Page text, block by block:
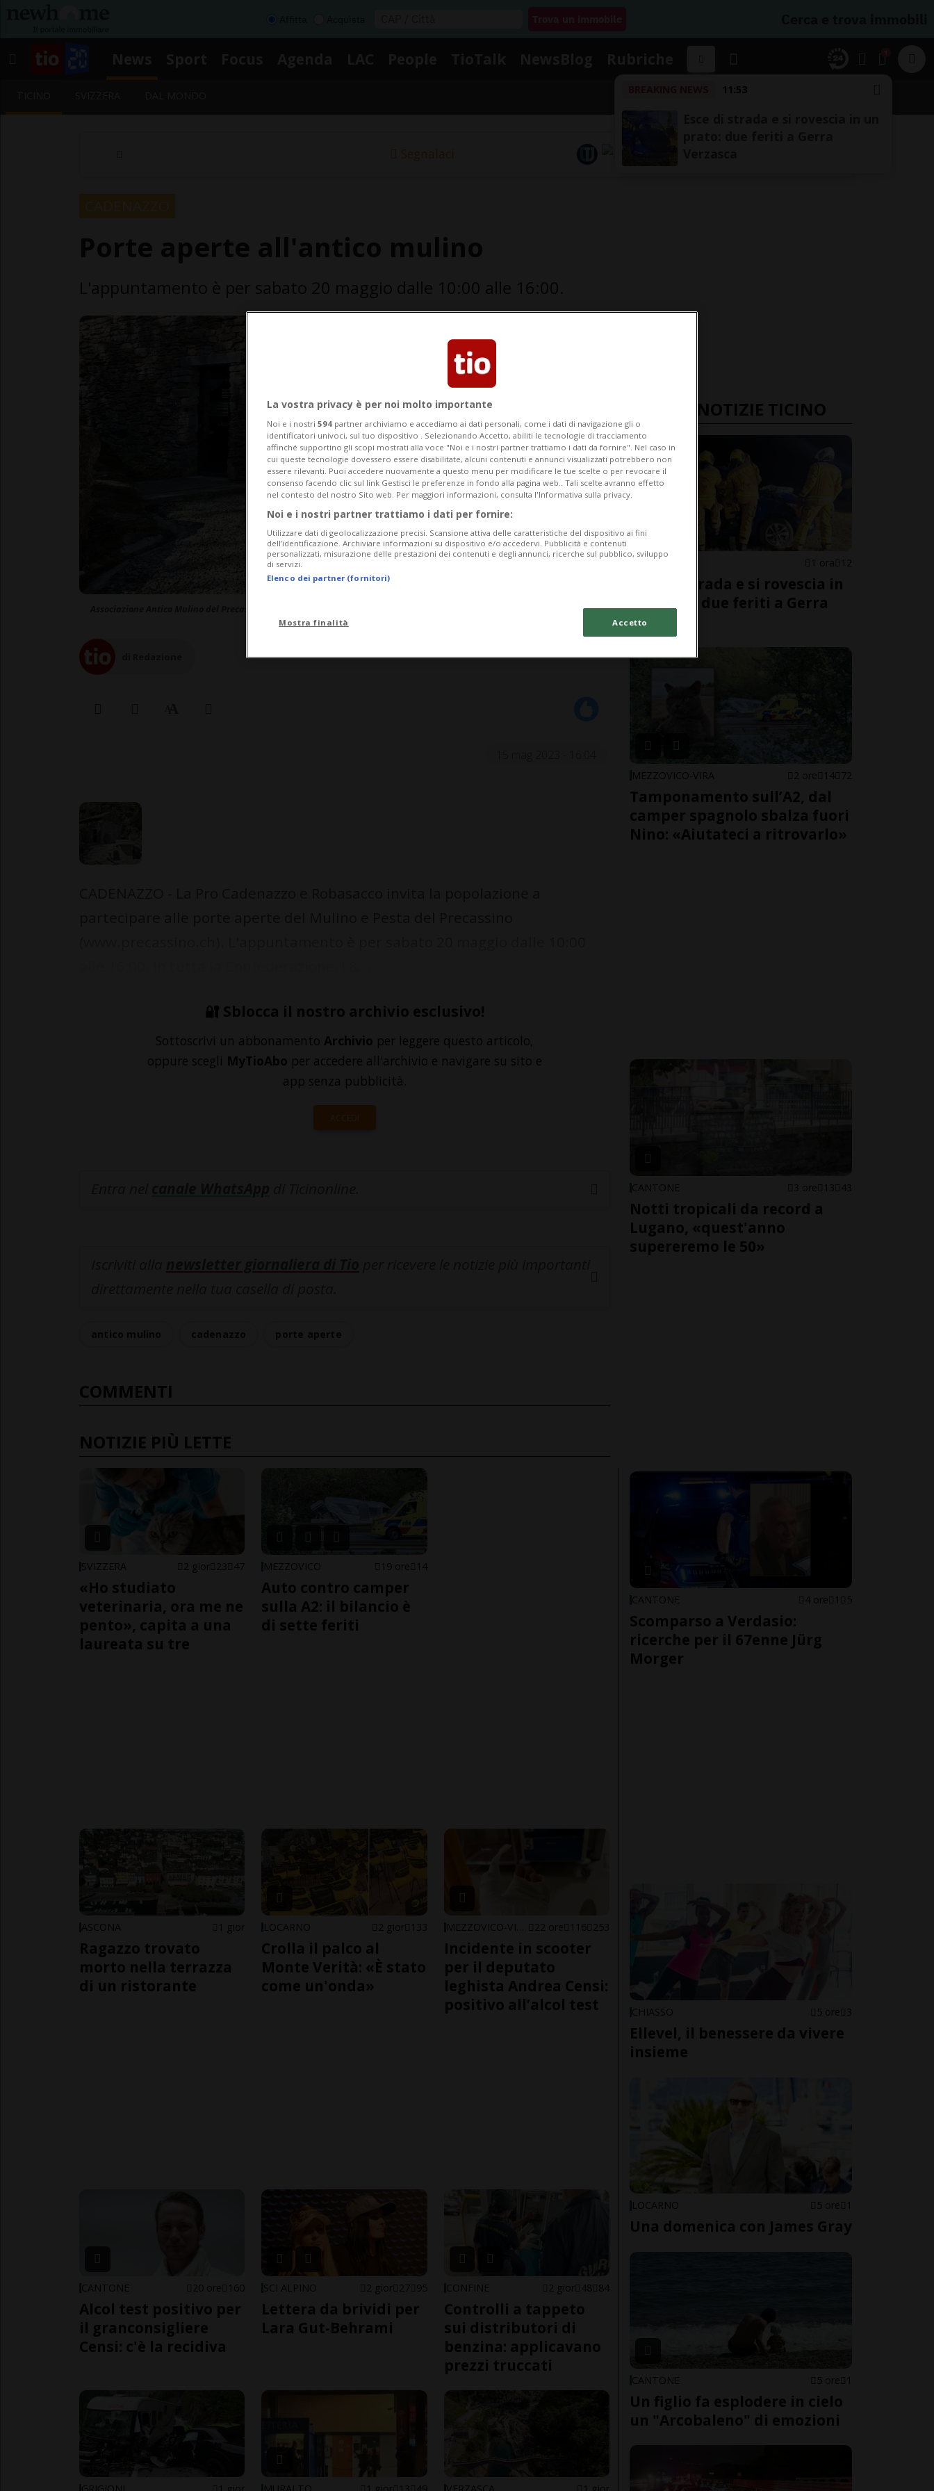
11:53
Segnalaci
🔐 Sblocca il nostro archivio esclusivo!
Sottoscrivi un abbonamento Archivio per leggere questo articolo,
oppure scegli MyTioAbo per accedere all'archivio e navigare su sito e
app senza pubblicità.
ACCEDI
COMMENTI
NOTIZIE PIÙ LETTE
SVIZZERA 2 gior 23 47
«Ho studiato
veterinaria, ora me ne
pento», capita a una
laureata su tre
MEZZOVICO 19 ore 14
Auto contro camper
sulla A2: il bilancio è
di sette feriti
ASCONA 1 gior
Ragazzo trovato
morto nella terrazza
di un ristorante
LOCARNO 2 gior 133
Crolla il palco al
Monte Verità: «È stato
come un'onda»
22 ore 116 253
Incidente in scooter
per il deputato
leghista Andrea Censi:
positivo all’alcol test
CANTONE 20 ore 160
Alcol test positivo per
il granconsigliere
Censi: c'è la recidiva
SCI ALPINO 2 gior 27 95
Lettera da brividi per
Lara Gut-Behrami
CONFINE 2 gior 48 84
Controlli a tappeto
sui distributori di
benzina: applicavano
prezzi truccati
ULTIME NOTIZIE TICINO
VERZASCA 1 ora 12
Esce di strada e si rovescia in
un prato: due feriti a Gerra
Verzasca
MEZZOVICO-VIRA 2 ore 14 72
Tamponamento sull’A2, dal
camper spagnolo sbalza fuori
Nino: «Aiutateci a ritrovarlo»
CANTONE 3 ore 13 43
Notti tropicali da record a
Lugano, «quest'anno
supereremo le 50»
CANTONE 4 ore 1 5
Scomparso a Verdasio:
ricerche per il 67enne Jürg
Morger
CHIASSO 5 ore 3
Ellevel, il benessere da vivere
insieme
LOCARNO 5 ore 1
Una domenica con James Gray
CANTONE 5 ore 1
Un figlio fa esplodere in cielo
un "Arcobaleno" di emozioni
La vostra privacy è per noi molto importante
Noi e i nostri 594 partner archiviamo e accediamo ai dati personali, come i dati di navigazione gli o
identificatori univoci, sul tuo dispositivo . Selezionando Accetto, abiliti le tecnologie di tracciamento
affinché supportino gli scopi mostrati alla voce "Noi e i nostri partner trattiamo i dati da fornire". Nel caso in
cui queste tecnologie dovessero essere disabilitate, alcuni contenuti e annunci visualizzati potrebbero non
essere rilevanti. Puoi accedere nuovamente a questo menu per modificare le tue scelte o per revocare il
consenso facendo clic sul link Gestisci le preferenze in fondo alla pagina web.. Tali scelte avranno effetto
nel contesto del nostro Sito web. Per maggiori informazioni, consulta l'Informativa sulla privacy.
Noi e i nostri partner trattiamo i dati per fornire:
Utilizzare dati di geolocalizzazione precisi. Scansione attiva delle caratteristiche del dispositivo ai fini
dell’identificazione. Archiviare informazioni su dispositivo e/o accedervi. Pubblicità e contenuti
personalizzati, misurazione delle prestazioni dei contenuti e degli annunci, ricerche sul pubblico, sviluppo
di servizi.
Elenco dei partner (fornitori)
Mostra finalità Accetto